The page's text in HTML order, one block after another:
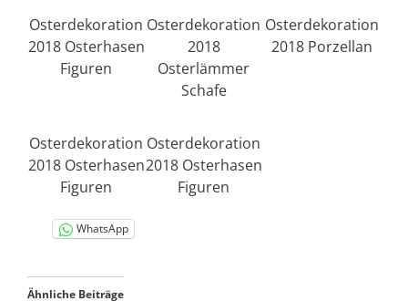
Osterdekoration
2018 Osterhasen
Figuren
Osterdekoration
2018
Osterlämmer
Schafe
Osterdekoration
2018 Porzellan
Osterdekoration
2018 Osterhasen
Figuren
Osterdekoration
2018 Osterhasen
Figuren
WhatsApp
Ähnliche Beiträge